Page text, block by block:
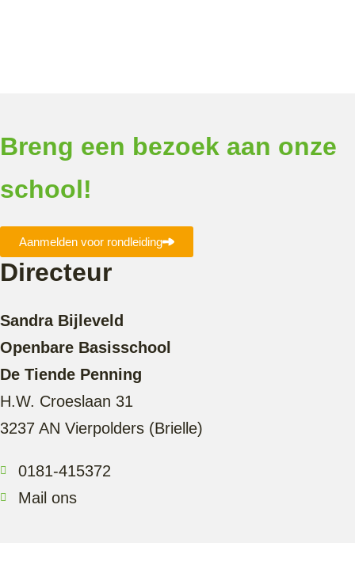
Breng een bezoek aan onze
school!
Aanmelden voor rondleiding
Directeur
Sandra Bijleveld
Openbare Basisschool
De Tiende Penning
H.W. Croeslaan 31
3237 AN Vierpolders (Brielle)
0181-415372
Mail ons